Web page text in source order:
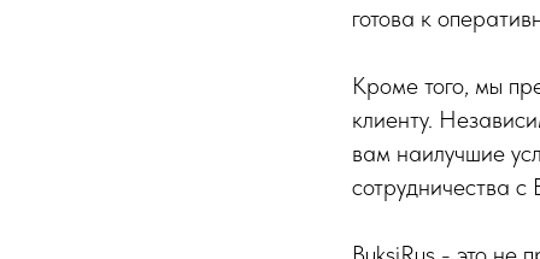
готова к
Кроме того, мы
клиенту.
вам наилучшие
сотрудничества с